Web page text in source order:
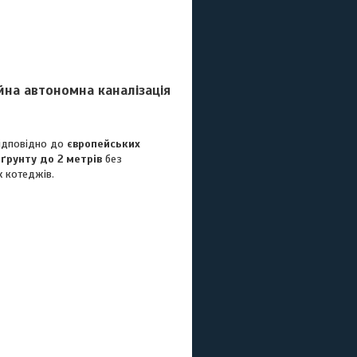
автономна каналізація
до європейських
до 2 метрів без
котеджів.